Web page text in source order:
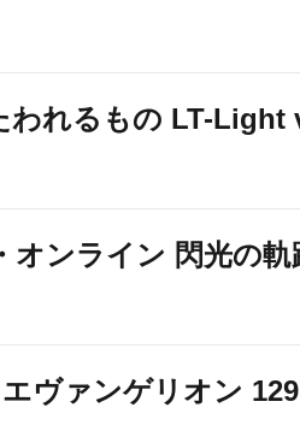
われるもの LT-Light
オンライン 閃光の軌
ヴァンゲリオン 129